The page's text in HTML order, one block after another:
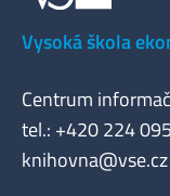
Vysoká škola
Centrum
tel.: +420 224
knihovna@vse.cz